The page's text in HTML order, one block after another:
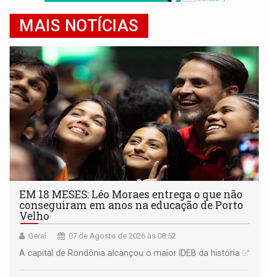
MAIS NOTÍCIAS
EM 18 MESES: Léo Moraes entrega o que não
conseguiram em anos na educação de Porto
Velho
Geral 07 de Agosto de 2026 às 08:52
A capital de Rondônia alcançou o maior IDEB da história